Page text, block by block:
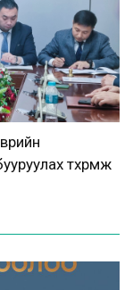
төхөөрөмж